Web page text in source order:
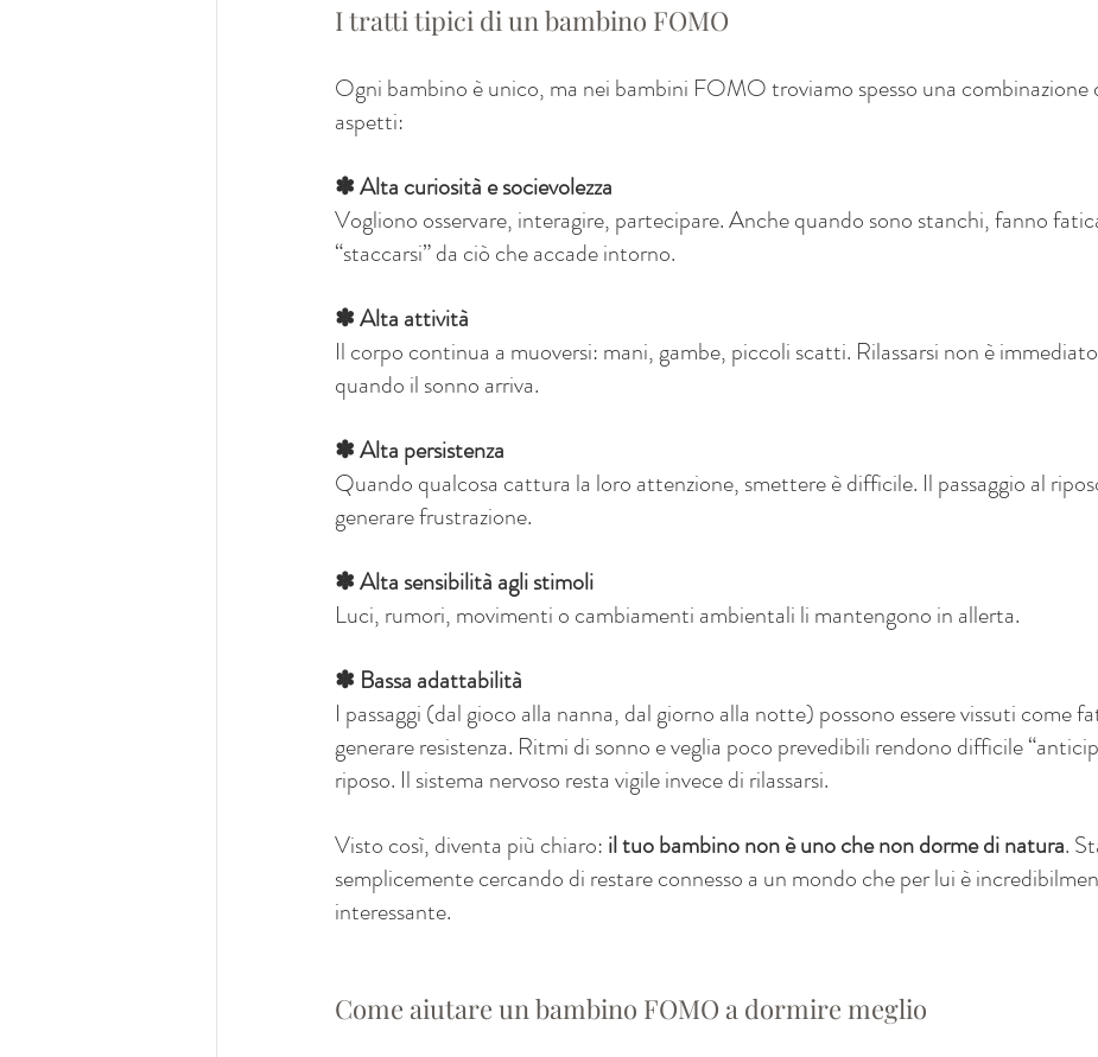
I tratti tipici di un bambino FOMO
Ogni bambino è unico, ma nei bambini FOMO troviamo spesso una combinazione
aspetti:
✽ Alta curiosità e socievolezza
Vogliono osservare, interagire, partecipare. Anche quando sono stanchi, fanno
“staccarsi” da ciò che accade intorno.
✽ Alta attività
Il corpo continua a muoversi: mani, gambe, piccoli scatti. Rilassarsi non è
quando il sonno arriva.
✽ Alta persistenza
Quando qualcosa cattura la loro attenzione, smettere è difficile. Il passaggio al
generare frustrazione.
✽ Alta sensibilità agli stimoli
Luci, rumori, movimenti o cambiamenti ambientali li mantengono in allerta.
✽ Bassa adattabilità
I passaggi (dal gioco alla nanna, dal giorno alla notte) possono essere vissuti come
generare resistenza. Ritmi di sonno e veglia poco prevedibili rendono difficile
riposo. Il sistema nervoso resta vigile invece di rilassarsi.
Visto così, diventa più chiaro: il tuo bambino non è uno che non dorme di natura.
semplicemente cercando di restare connesso a un mondo che per lui è
interessante.
Come aiutare un bambino FOMO a dormire meglio